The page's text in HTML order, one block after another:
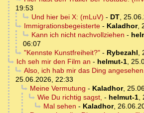
19:53
Und hier bei X: (mLuV) - DT,
Immigrationsbegeisterte- Kaladhor,
Kann ich nicht nachvollziehen -
06:07
"Kennste Kunstfreiheit?"- Rybezahl,
Ich seh mir den Film an - helmut-1,
Also, ich hab mir das Ding
25.06.2026, 22:33
Meine Vermutung - Kaladhor,
Wie Du richtig sagst, - helmut-1,
Mal sehen - Kaladhor,